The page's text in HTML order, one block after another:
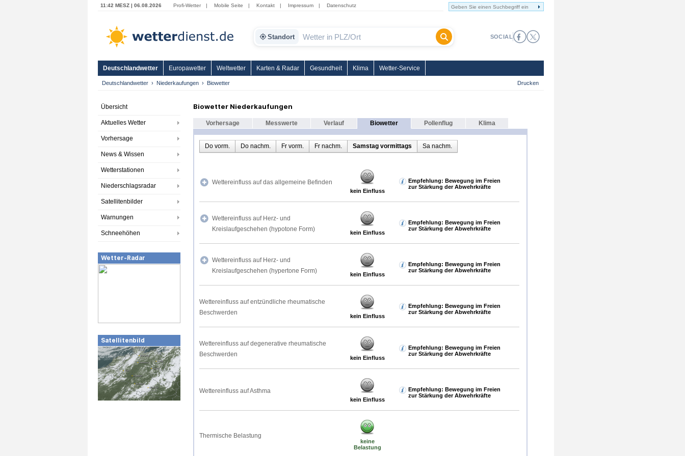
11:42 MESZ | 06.08.2026 Profi-Wetter | Mobile Seite | Kontakt | Impressum | Datenschutz
Standort SOCIAL
Deutschlandwetter Europawetter Weltwetter Karten & Radar Gesundheit Klima Wetter-Service
Deutschlandwetter Niederkaufungen Biowetter Drucken
Übersicht
Aktuelles Wetter
Vorhersage
News & Wissen
Wetterstationen
Niederschlagsradar
Satellitenbilder
Warnungen
Schneehöhen
Wetter-Radar
Satellitenbild
Biowetter Niederkaufungen
Vorhersage Messwerte Verlauf Biowetter Pollenflug Klima
Do vorm. Do nachm. Fr vorm. Fr nachm. Samstag vormittags Sa nachm.
Wettereinfluss auf das allgemeine Befinden
kein Einfluss
Empfehlung: Bewegung im Freien
zur Stärkung der Abwehrkräfte
Wettereinfluss auf Herz- und
Kreislaufgeschehen (hypotone Form)
kein Einfluss
Empfehlung: Bewegung im Freien
zur Stärkung der Abwehrkräfte
Wettereinfluss auf Herz- und
Kreislaufgeschehen (hypertone Form)
kein Einfluss
Empfehlung: Bewegung im Freien
zur Stärkung der Abwehrkräfte
Wettereinfluss auf entzündliche rheumatische
Beschwerden
kein Einfluss
Empfehlung: Bewegung im Freien
zur Stärkung der Abwehrkräfte
Wettereinfluss auf degenerative rheumatische
Beschwerden
kein Einfluss
Empfehlung: Bewegung im Freien
zur Stärkung der Abwehrkräfte
Wettereinfluss auf Asthma
kein Einfluss
Empfehlung: Bewegung im Freien
zur Stärkung der Abwehrkräfte
Thermische Belastung
keine
Belastung